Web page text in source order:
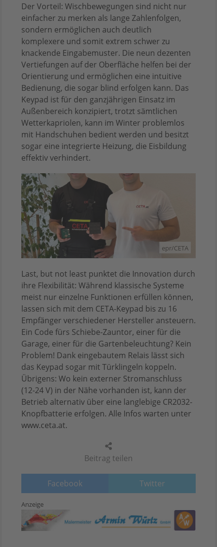
Beitrag teilen
Facebook Twitter
Der Vorteil: Wischbewegungen sind nicht nur
einfacher zu merken als lange Zahlenfolgen,
sondern ermöglichen auch deutlich
komplexere und somit extrem schwer zu
knackende Eingabemuster. Die neun dezenten
Vertiefungen auf der Oberfläche helfen bei der
Orientierung und ermöglichen eine intuitive
Bedienung, die sogar blind erfolgen kann. Das
Keypad ist für den ganzjährigen Einsatz im
Außenbereich konzipiert, trotzt sämtlichen
Wetterkapriolen, kann im Winter problemlos
mit Handschuhen bedient werden und besitzt
sogar eine integrierte Heizung, die Eisbildung
effektiv verhindert.
epr/CETA
Last, but not least punktet die Innovation durch
ihre Flexibilität: Während klassische Systeme
meist nur einzelne Funktionen erfüllen können,
lassen sich mit dem CETA-Keypad bis zu 16
Empfänger verschiedener Hersteller ansteuern.
Ein Code fürs Schiebe-Zauntor, einer für die
Garage, einer für die Gartenbeleuchtung? Kein
Problem! Dank eingebautem Relais lässt sich
das Keypad sogar mit Türklingeln koppeln.
Übrigens: Wo kein externer Stromanschluss
(12-24 V) in der Nähe vorhanden ist, kann der
Betrieb alternativ über eine langlebige CR2032-
Knopfbatterie erfolgen. Alle Infos warten unter
www.ceta.at.
Anzeige